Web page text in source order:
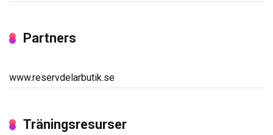
Partners
www.reservdelarbutik.se
Träningsresurser